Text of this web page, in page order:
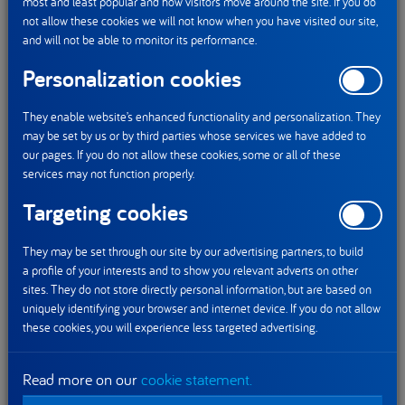
wszystkim jogurt[7]. Sprzedawany początkowo w aptece
produkt szybko zyskał amatorów, a jego sprzedaż
rozpoczeła się także w sklepach na całym świecie. Obecnie
marka Danone kontynuuje dziedzictwo, kultywując wartości
przyświecające jej powstaniu. Realizując od ponad 100 lat
misję niesienia zdrowia poprzez żywność, Danone
nieustannie pracuje nad rozwojem oferty swoich produktów,
Dziś w portfolio marki znajdziemy bogaty wybór
fermentowanych produktów mlecznych, w tym jogurt
naturalny Danone łagodny, jogurty Activia dostępne w wielu
wariantach czy napój jogurtowy Actimel.
not allow these cookies we will not know when you have visited our site,
and will not be able to monitor its performance.
Personalization cookies
They enable website’s enhanced functionality and personalization. They
may be set by us or by third parties whose services we have added to
our pages. If you do not allow these cookies, some or all of these
services may not function properly.
Targeting cookies
They may be set through our site by our advertising partners, to build
a profile of your interests and to show you relevant adverts on other
sites. They do not store directly personal information, but are based on
uniquely identifying your browser and internet device. If you do not allow
these cookies, you will experience less targeted advertising.
Read more on ourcookie statement.